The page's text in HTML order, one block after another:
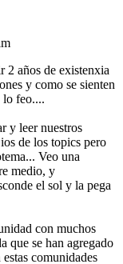
2 años de existenxia
y como se sienten
lo feo....
y leer nuestros
de los topics pero
Veo una
medio, y
el sol y la pega
con muchos
que se han agregado
comunidades